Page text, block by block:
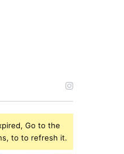
Go to the
to to refresh it.